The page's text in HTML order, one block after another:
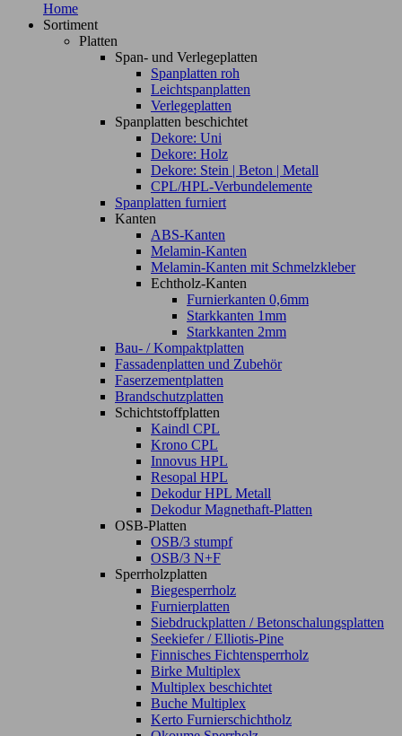
Home
Sortiment
Platten
Span- und Verlegeplatten
Spanplatten roh
Leichtspanplatten
Verlegeplatten
Spanplatten beschichtet
Dekore: Uni
Dekore: Holz
Dekore: Stein | Beton | Metall
CPL/HPL-Verbundelemente
Spanplatten furniert
Kanten
ABS-Kanten
Melamin-Kanten
Melamin-Kanten mit Schmelzkleber
Echtholz-Kanten
Furnierkanten 0,6mm
Starkkanten 1mm
Starkkanten 2mm
Bau- / Kompaktplatten
Fassadenplatten und Zubehör
Faserzementplatten
Brandschutzplatten
Schichtstoffplatten
Kaindl CPL
Krono CPL
Innovus HPL
Resopal HPL
Dekodur HPL Metall
Dekodur Magnethaft-Platten
OSB-Platten
OSB/3 stumpf
OSB/3 N+F
Sperrholzplatten
Biegesperrholz
Furnierplatten
Siebdruckplatten / Betonschalungsplatten
Seekiefer / Elliotis-Pine
Finnisches Fichtensperrholz
Birke Multiplex
Multiplex beschichtet
Buche Multiplex
Kerto Furnierschichtholz